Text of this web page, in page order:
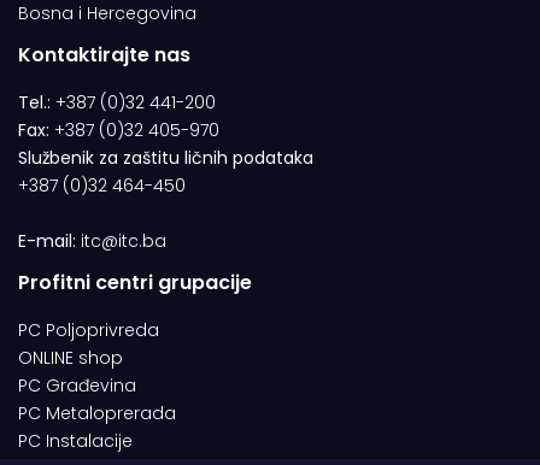
Bosna i Hercegovina
Kontaktirajte nas
Tel.: +387 (0)32 441-200
Fax: +387 (0)32 405-970
Službenik za zaštitu ličnih podataka
+387 (0)32 464-450
E-mail: itc@itc.ba
Profitni centri grupacije
PC Poljoprivreda
ONLINE shop
PC Građevina
PC Metaloprerada
PC Instalacije